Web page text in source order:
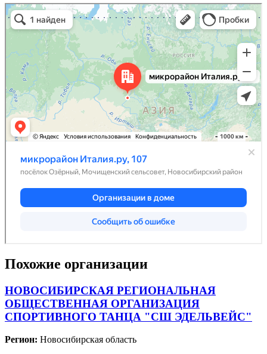
Похожие организации
НОВОСИБИРСКАЯ РЕГИОНАЛЬНАЯ
ОБЩЕСТВЕННАЯ ОРГАНИЗАЦИЯ
СПОРТИВНОГО ТАНЦА "СШ ЭДЕЛЬВЕЙС"
Регион: Новосибирская область